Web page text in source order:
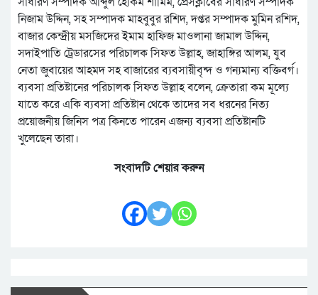
নিজাম উদ্দিন, সহ সম্পাদক মাহবুবুর রশিদ, দপ্তর সম্পাদক মুমিন রশিদ,
বাজার কেন্দ্রীয় মসজিদের ইমাম হাফিজ মাওলানা জামাল উদ্দিন,
সদাইপাতি ট্রেডারসের পরিচালক সিফত উল্লাহ, জাহাঙ্গির আলম, যুব
নেতা জুবায়ের আহমদ সহ বাজারের ব্যবসায়ীবৃন্দ ও গন্যমান্য বক্তিবর্গ।
ব্যবসা প্রতিষ্টানের পরিচালক সিফত উল্লাহ বলেন, ক্রেতারা কম মূল্যে
যাতে করে একি ব্যবসা প্রতিষ্টান থেকে তাদের সব ধরনের নিত্য
প্রয়োজনীয় জিনিস পত্র কিনতে পারেন এজন্য ব্যবসা প্রতিষ্টানটি
খুলেছেন তারা।
সংবাদটি শেয়ার করুন